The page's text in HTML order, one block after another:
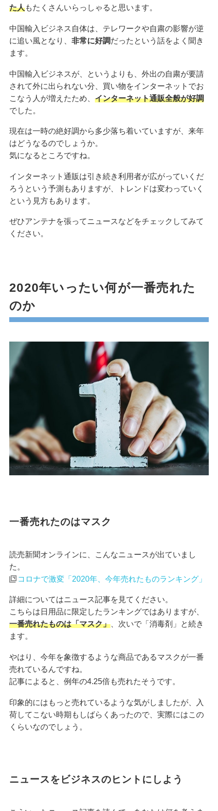
た人もたくさんいらっしゃると思います。
中国輸入ビジネス自体は、テレワークや自粛の影響が逆
に追い風となり、 非常に好調だったという話をよく聞き
ます。
中国輸入ビジネスが、というよりも、外出の自粛が要請
されて外に出られない分、買い物をインターネットでお
こなう人が増えたため、 インターネット通販全般が好調
でした。
現在は一時の絶好調から多少落ち着いていますが、来年
はどうなるのでしょうか。
気になるところですね。
インターネット通販は引き続き利用者が広がっていくだ
ろうという予測もありますが、トレンドは変わっていく
という見方もあります。
ぜひアンテナを張ってニュースなどをチェックしてみて
ください。
2020年いったい何が一番売れた
のか
一番売れたのはマスク
読売新聞オンラインに、こんなニュースが出ていまし
た。
コロナで激変「2020年、今年売れたものランキング」
詳細についてはニュース記事を見てください。
こちらは日用品に限定したランキングではありますが、
一番売れたものは「マスク」 、次いで「消毒剤」と続き
ます。
やはり、今年を象徴するような商品であるマスクが一番
売れているんですね。
記事によると、例年の4.25倍も売れたそうです。
印象的にはもっと売れているような気がしましたが、入
荷してこない時期もしばらくあったので、実際にはこの
くらいなのでしょう。
ニュースをビジネスのヒントにしよう